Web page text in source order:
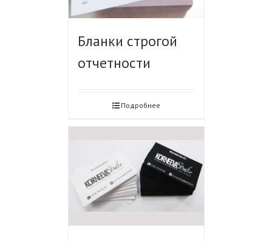
Бланки строгой
отчетности
Подробнее